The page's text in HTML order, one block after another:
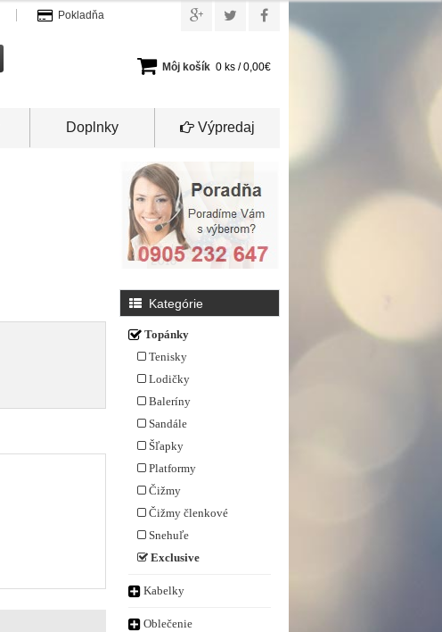
Môj košík 0 ks / 0,00€
Pokladňa
Doplnky Výpredaj
Kategórie
Topánky
Tenisky
Lodičky
Baleríny
Sandále
Šľapky
Platformy
Čižmy
Čižmy členkové
Snehuľe
Exclusive
Kabelky
Oblečenie